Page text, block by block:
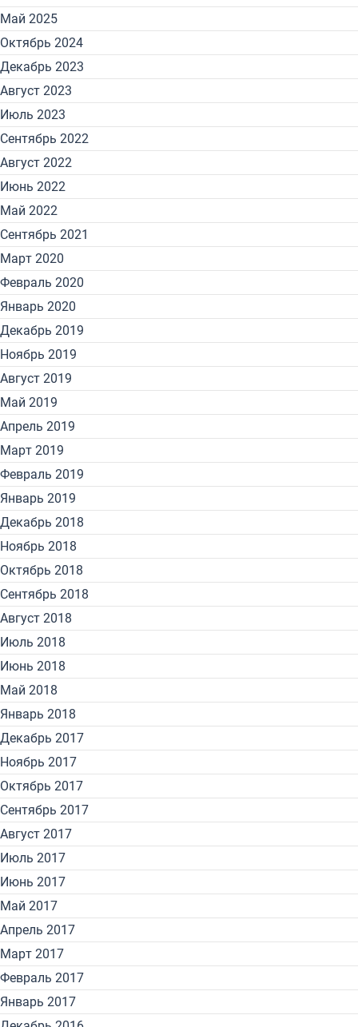
Май 2025
Октябрь 2024
Декабрь 2023
Август 2023
Июль 2023
Сентябрь 2022
Август 2022
Июнь 2022
Май 2022
Сентябрь 2021
Март 2020
Февраль 2020
Январь 2020
Декабрь 2019
Ноябрь 2019
Август 2019
Май 2019
Апрель 2019
Март 2019
Февраль 2019
Январь 2019
Декабрь 2018
Ноябрь 2018
Октябрь 2018
Сентябрь 2018
Август 2018
Июль 2018
Июнь 2018
Май 2018
Январь 2018
Декабрь 2017
Ноябрь 2017
Октябрь 2017
Сентябрь 2017
Август 2017
Июль 2017
Июнь 2017
Май 2017
Апрель 2017
Март 2017
Февраль 2017
Январь 2017